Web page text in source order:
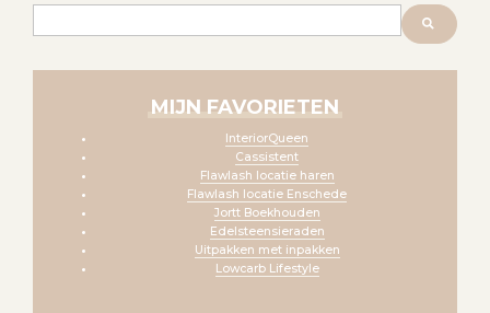
MIJN FAVORIETEN
InteriorQueen
Cassistent
Flawlash locatie haren
Flawlash locatie Enschede
Jortt Boekhouden
Edelsteensieraden
Uitpakken met inpakken
Lowcarb Lifestyle